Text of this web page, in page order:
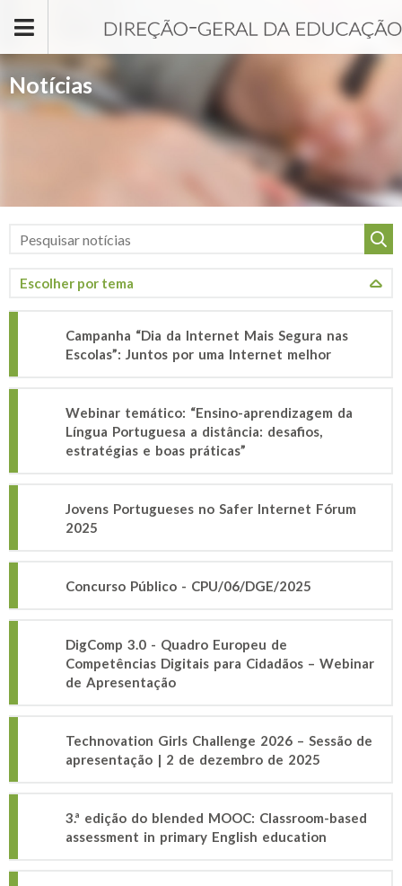
Notícias
Campanha “Dia da Internet Mais Segura nas
Escolas”: Juntos por uma Internet melhor
Webinar temático: “Ensino-aprendizagem da
Língua Portuguesa a distância: desafios,
estratégias e boas práticas”
Jovens Portugueses no Safer Internet Fórum
2025
Concurso Público - CPU/06/DGE/2025
DigComp 3.0 - Quadro Europeu de
Competências Digitais para Cidadãos – Webinar
de Apresentação
Technovation Girls Challenge 2026 – Sessão de
apresentação | 2 de dezembro de 2025
3.ª edição do blended MOOC: Classroom-based
assessment in primary English education